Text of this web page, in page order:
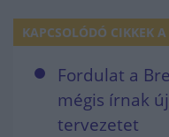
KAPCSOLÓDÓ CIKKEK
Fordulat a
mégis írnak
tervezetet